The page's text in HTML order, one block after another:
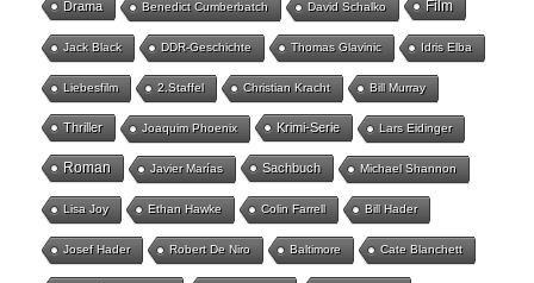
Drama Benedict Cumberbatch David Schalko Film
Jack Black DDR-Geschichte Thomas Glavinic Idris Elba
Liebesfilm 2.Staffel Christian Kracht Bill Murray
Thriller Joaquim Phoenix Krimi-Serie Lars Eidinger
Roman Javier Marías Sachbuch Michael Shannon
Lisa Joy Ethan Hawke Colin Farrell Bill Hader
Josef Hader Robert De Niro Baltimore Cate Blanchett